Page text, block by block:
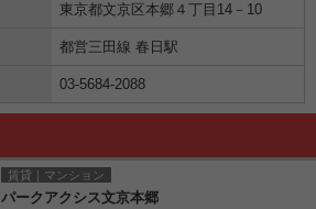
東京都文京区本郷４丁目14－10
都営三田線 春日駅
03-5684-2088
賃貸｜マンション
パークアクシス文京本郷